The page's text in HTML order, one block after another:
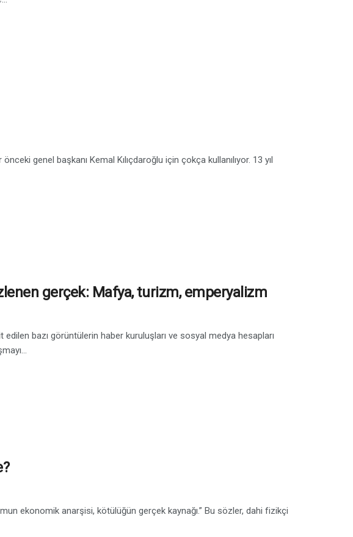
genel başkanı Kemal Kılıçdaroğlu için çokça kullanılıyor. 13 yıl
gerçek: Mafya, turizm, emperyalizm
edilen bazı görüntülerin haber kuruluşları ve sosyal medya hesapları
ekonomik anarşisi, kötülüğün gerçek kaynağı.” Bu sözler, dahi fizikçi